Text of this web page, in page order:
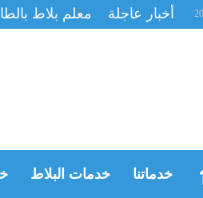
أخبار عاجلة معلم بلاط
الرئيسيةخدماتنا خدمات البلاط